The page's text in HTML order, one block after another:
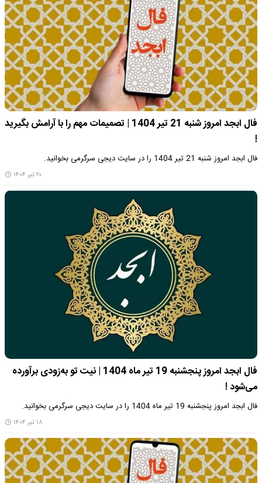
فال ابجد امروز شنبه 21 تیر 1404 | تصمیمات مهم را با آرامش بگیرید
!
فال ابجد امروز شنبه 21 تیر 1404 را در سایت دیجی سرگرمی بخوانید.
۲۰ تیر ۱۴۰۴
فال ابجد امروز پنجشنبه 19 تیر ماه 1404 | نیت تو به‌زودی برآورده
می‌شود !
فال ابجد امروز پنجشنبه 19 تیر ماه 1404 را در سایت دیجی سرگرمی بخوانید.
۱۸ تیر ۱۴۰۴